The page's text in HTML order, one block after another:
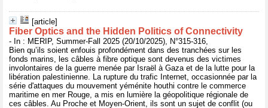
[article]
Fiber Optics and the Hidden Politics of Connectivity
- In : MERIP, Summer-Fall 2025 (20/10/2025), N°315-316,
Bien qu’ils soient enfouis profondément dans des tranchées sur les
fonds marins, les câbles à fibre optique sont devenus des victimes
involontaires de la guerre menée par Israël à Gaza et de la lutte pour la
libération palestinienne. La rupture du trafic Internet, occasionnée par la
série d'attaques du mouvement yéménite houthi contre le commerce
maritime en mer Rouge, a mis en lumière la géopolitique régionale de
ces câbles. Au Proche et Moyen-Orient, ils sont un sujet de conflit (ou